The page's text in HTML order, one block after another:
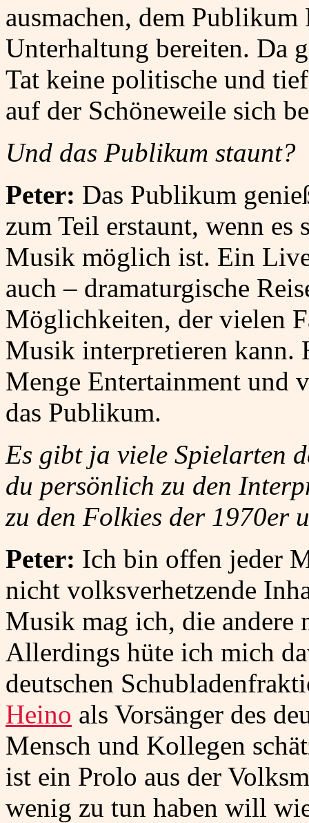
ausmachen, dem Publikum
Unterhaltung bereiten. Da
Tat keine politische und
auf der Schöneweile sich
Und das Publikum staunt?
Peter: Das Publikum
zum Teil erstaunt, wenn es
Musik möglich ist. Ein
auch – dramaturgische
Möglichkeiten, der vielen
Musik interpretieren kann.
Menge Entertainment und
das Publikum.
Es gibt ja viele Spielarten
du persönlich zu den
zu den Folkies der 1970er
Peter: Ich bin offen jeder
nicht volksverhetzende
Musik mag ich, die andere
Allerdings hüte ich mich
deutschen
Heino als Vorsänger des
Mensch und Kollegen
ist ein Prolo aus der
wenig zu tun haben will